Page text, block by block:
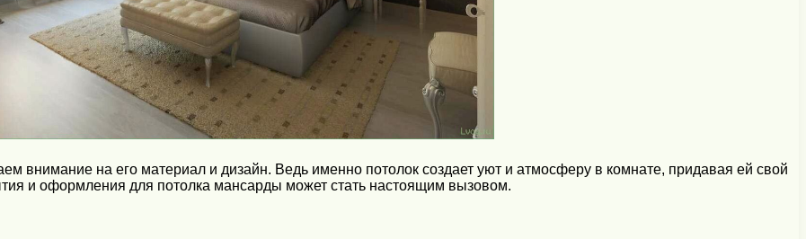
внимание на его материал и дизайн. Ведь именно потолок создает уют и атмосферу в комнате, придавая ей свой
и оформления для потолка мансарды может стать настоящим вызовом.